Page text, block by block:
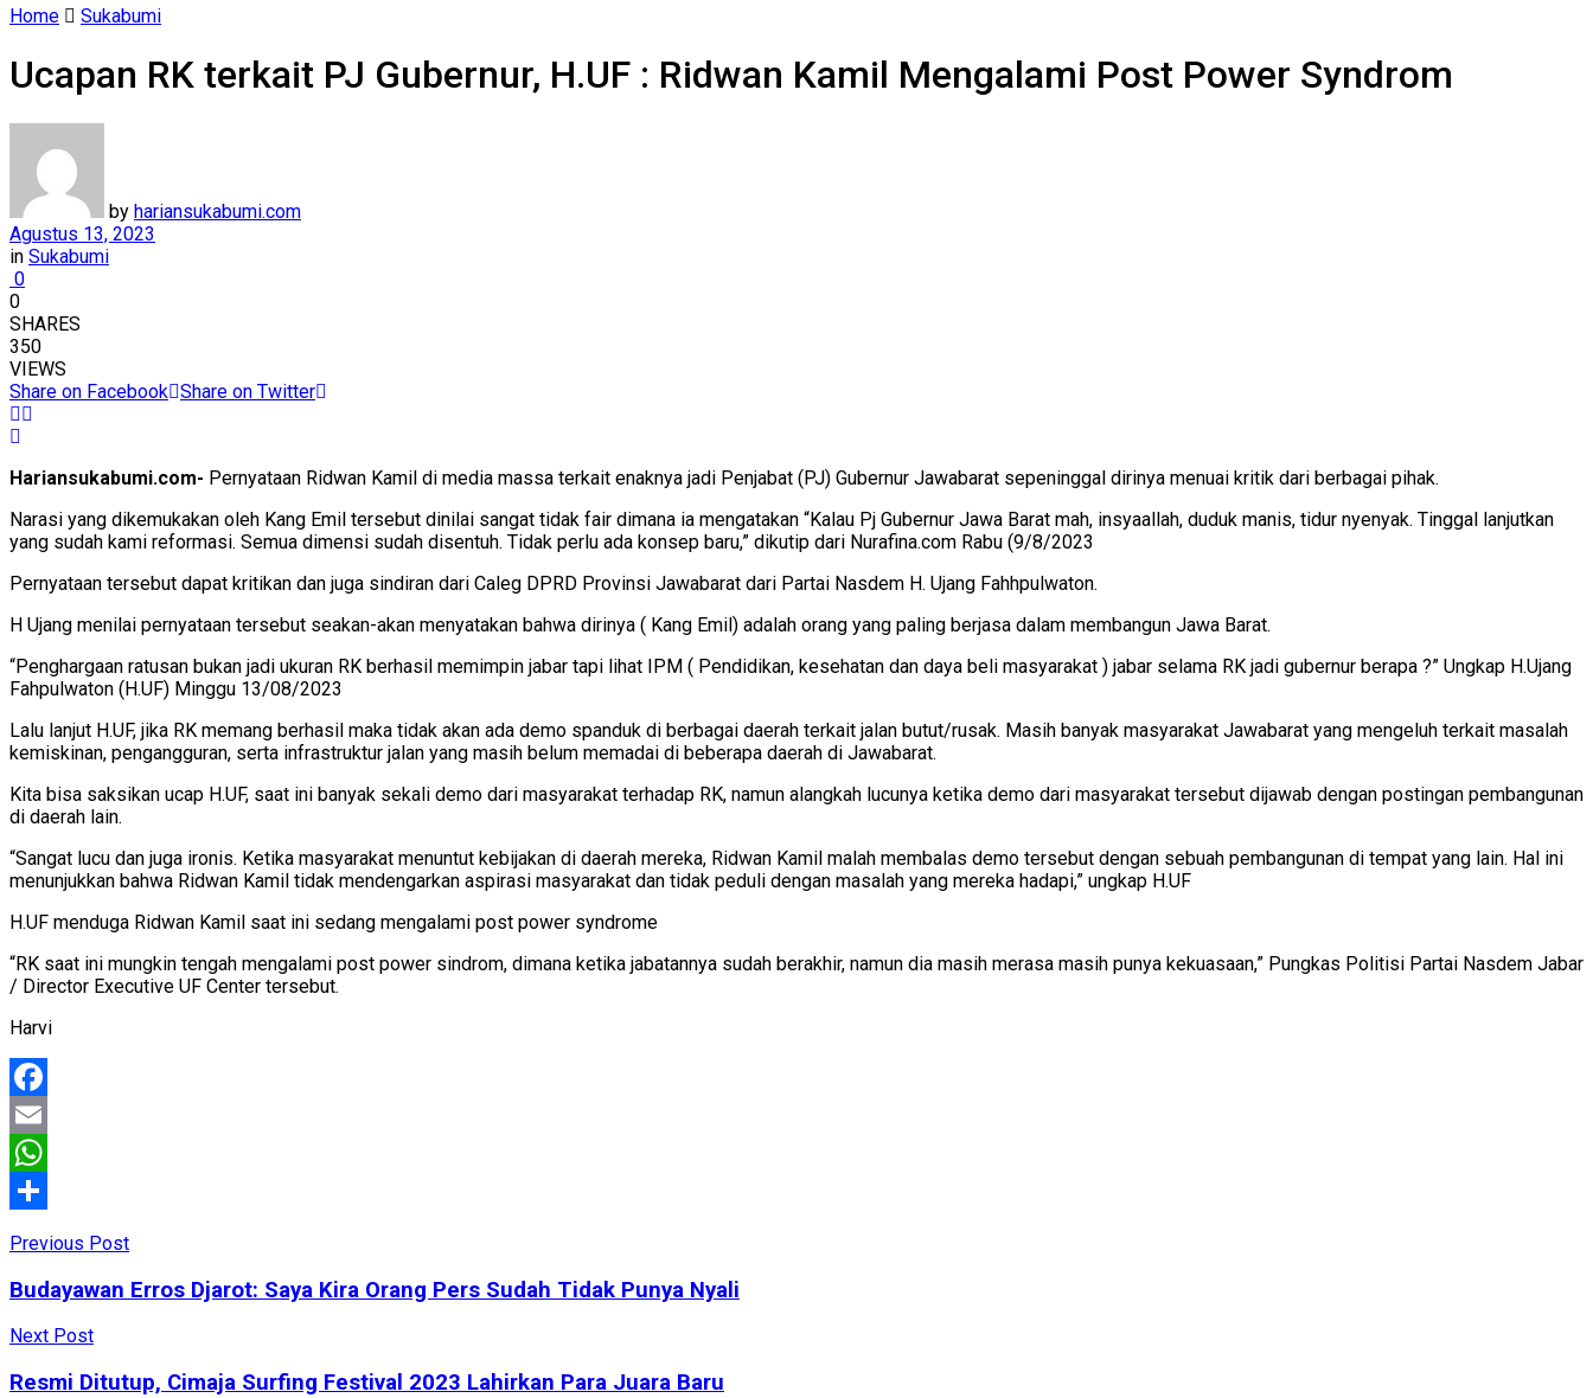
Home Sukabumi
Ucapan RK terkait PJ Gubernur, H.UF : Ridwan Kamil Mengalami Post Power Syndrom
by hariansukabumi.com
Agustus 13, 2023
in Sukabumi
0
0
SHARES
350
VIEWS
Share on Facebook Share on Twitter
Hariansukabumi.com- Pernyataan Ridwan Kamil di media massa terkait enaknya jadi Penjabat (PJ) Gubernur Jawabarat sepeninggal dirinya menuai kritik dari berbagai pihak.
Narasi yang dikemukakan oleh Kang Emil tersebut dinilai sangat tidak fair dimana ia mengatakan “Kalau Pj Gubernur Jawa Barat mah, insyaallah, duduk manis, tidur nyenyak. Tinggal lanjutkan
yang sudah kami reformasi. Semua dimensi sudah disentuh. Tidak perlu ada konsep baru,” dikutip dari Nurafina.com Rabu (9/8/2023
Pernyataan tersebut dapat kritikan dan juga sindiran dari Caleg DPRD Provinsi Jawabarat dari Partai Nasdem H. Ujang Fahhpulwaton.
H Ujang menilai pernyataan tersebut seakan-akan menyatakan bahwa dirinya ( Kang Emil) adalah orang yang paling berjasa dalam membangun Jawa Barat.
“Penghargaan ratusan bukan jadi ukuran RK berhasil memimpin jabar tapi lihat IPM ( Pendidikan, kesehatan dan daya beli masyarakat ) jabar selama RK jadi gubernur berapa ?” Ungkap H.Ujang
Fahpulwaton (H.UF) Minggu 13/08/2023
Lalu lanjut H.UF, jika RK memang berhasil maka tidak akan ada demo spanduk di berbagai daerah terkait jalan butut/rusak. Masih banyak masyarakat Jawabarat yang mengeluh terkait masalah
kemiskinan, pengangguran, serta infrastruktur jalan yang masih belum memadai di beberapa daerah di Jawabarat.
Kita bisa saksikan ucap H.UF, saat ini banyak sekali demo dari masyarakat terhadap RK, namun alangkah lucunya ketika demo dari masyarakat tersebut dijawab dengan postingan pembangunan
di daerah lain.
“Sangat lucu dan juga ironis. Ketika masyarakat menuntut kebijakan di daerah mereka, Ridwan Kamil malah membalas demo tersebut dengan sebuah pembangunan di tempat yang lain. Hal ini
menunjukkan bahwa Ridwan Kamil tidak mendengarkan aspirasi masyarakat dan tidak peduli dengan masalah yang mereka hadapi,” ungkap H.UF
H.UF menduga Ridwan Kamil saat ini sedang mengalami post power syndrome
“RK saat ini mungkin tengah mengalami post power sindrom, dimana ketika jabatannya sudah berakhir, namun dia masih merasa masih punya kekuasaan,” Pungkas Politisi Partai Nasdem Jabar
/ Director Executive UF Center tersebut.
Harvi
Facebook
Email
WhatsApp
Previous Post
Budayawan Erros Djarot: Saya Kira Orang Pers Sudah Tidak Punya Nyali
Next Post
Resmi Ditutup, Cimaja Surfing Festival 2023 Lahirkan Para Juara Baru